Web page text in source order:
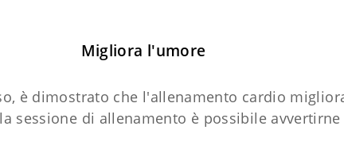
Migliora l'umore
è dimostrato che l'allenamento cardio
sessione di allenamento è possibile